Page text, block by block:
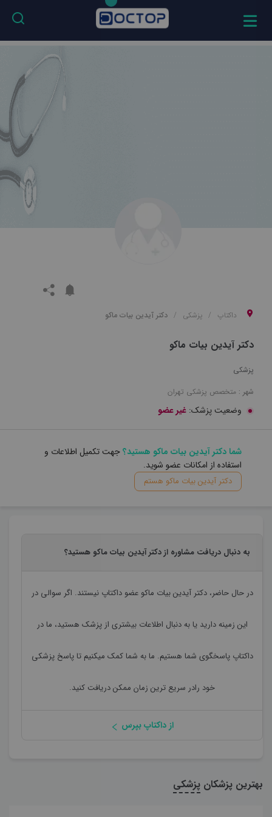
داکتاپ پزشکی دکتر آیدین بیات ماکو
دکتر آیدین بیات ماکو
پزشکی
شهر : متخصص پزشکی تهران
وضعیت پزشک: غیر عضو
شما دکتر آیدین بیات ماکو هستید؟جهت تکمیل اطلاعات و
استفاده از امکانات عضو شوید.
دکتر آیدین بیات ماکو هستم
به دنبال دریافت مشاوره از دکتر آیدین بیات ماکو هستید؟
در حال حاضر،دکتر آیدین بیات ماکو عضو داکتاپ نیستند. اگر سوالی در
این زمینه دارید یا به دنبال اطلاعات بیشتری از پزشک هستید، ما در
داکتاپ پاسخگوی شما هستیم. ما به شما کمک میکنیم تا پاسخ پزشکی
خود رادر سریع ترین زمان ممکن دریافت کنید.
از داکتاپ بپرس
بهترین پزشکان پزشکی